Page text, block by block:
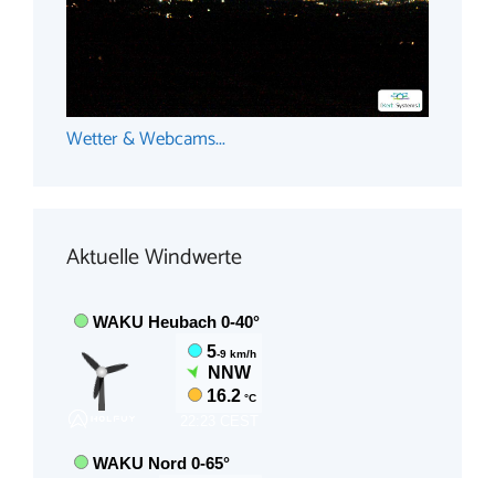
Wetter & Webcams...
Aktuelle Windwerte